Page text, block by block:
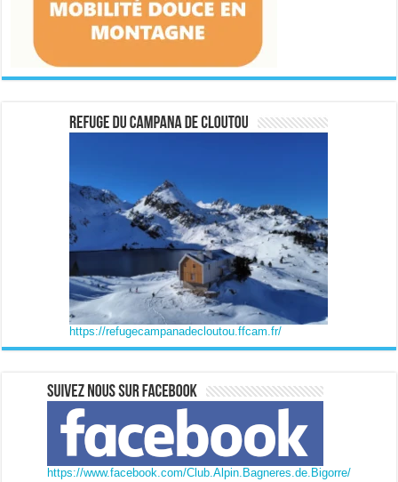
https://refugecampanadecloutou.ffcam.fr/
https://www.facebook.com/Club.Alpin.Bagneres.de.Bigorre/